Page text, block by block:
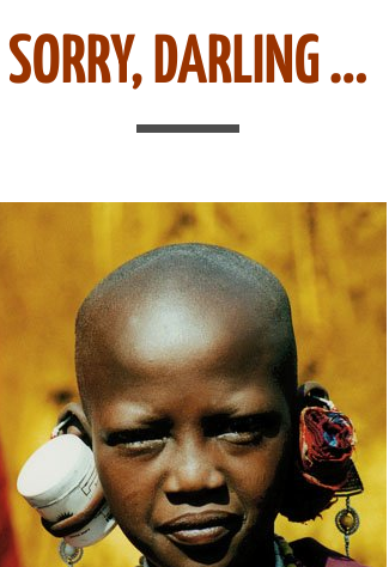
SORRY, DARLING …